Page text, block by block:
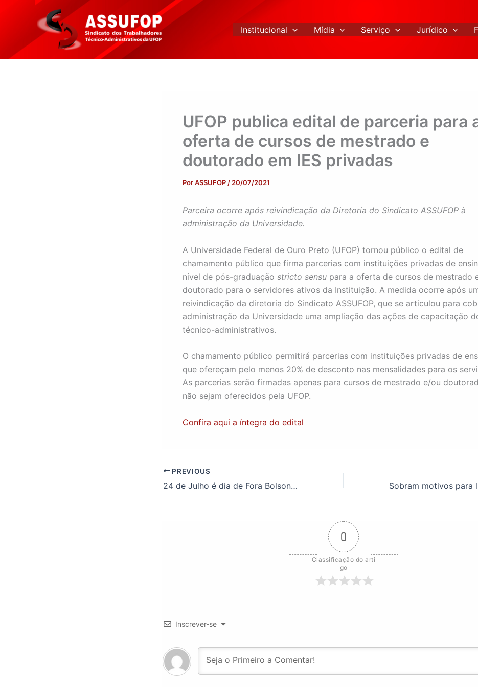
conteúdo
Institucional Mídia Serviço Jurídico
UFOP publica edital de parceria para
oferta de cursos de mestrado e
doutorado em IES privadas
PorASSUFOP / 20/07/2021
Parceira ocorre após reivindicação da Diretoria do Sindicato ASSUFOP à
administração da Universidade.
A Universidade Federal de Ouro Preto (UFOP) tornou público o edital de
chamamento público que firma parcerias com instituições privadas de
nível de pós-graduação stricto sensu para a oferta de cursos de mestrado
doutorado para o servidores ativos da Instituição. A medida ocorre após
reivindicação da diretoria do Sindicato ASSUFOP, que se articulou para
administração da Universidade uma ampliação das ações de capacitação
técnico-administrativos.
O chamamento público permitirá parcerias com instituições privadas de
que ofereçam pelo menos 20% de desconto nas mensalidades para os
As parcerias serão firmadas apenas para cursos de mestrado e/ou
não sejam oferecidos pela UFOP.
Confira aqui a íntegra do edital
PREVIOUS
24 de Julho é dia de Fora Bolsonaro! Confira os detalhes do ato em Ouro Preto-MG
0
Classificação do arti
go
Inscrever-se